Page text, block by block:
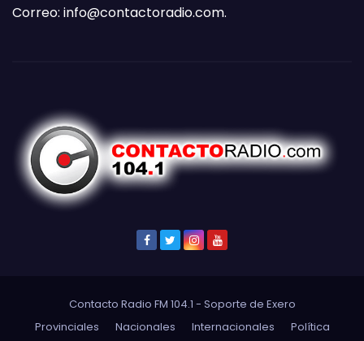
Correo: info@contactoradio.com.
Contacto Radio FM 104.1 - Soporte de Exero
Provinciales
Nacionales Internacionales Política